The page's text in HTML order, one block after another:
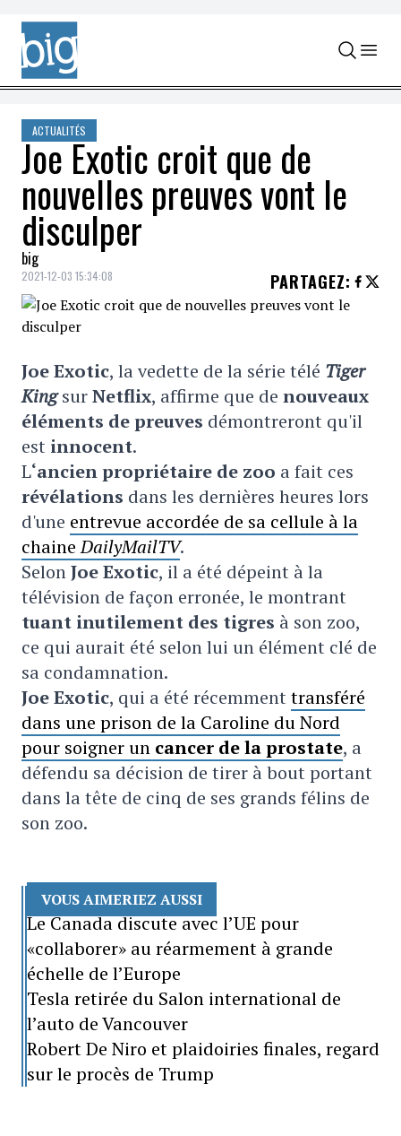
Skip to content
ACTUALITÉS
Joe Exotic croit que de
nouvelles preuves vont le
disculper
big
2021-12-03 15:34:08 PARTAGEZ:
Joe Exotic, la vedette de la série télé Tiger
King surNetflix, affirme que de nouveaux
éléments de preuves démontreront qu'il
est innocent.
L‘ancien propriétaire de zoo a fait ces
révélations dans les dernières heures lors
d'une entrevue accordée de sa cellule à la
chaineDailyMailTV.
SelonJoe Exotic, il a été dépeint à la
télévision de façon erronée, le montrant
tuant inutilement des tigres à son zoo,
ce qui aurait été selon lui un élément clé de
sa condamnation.
Joe Exotic, qui a été récemment transféré
dans une prison de la Caroline du Nord
pour soigner un cancer de la prostate, a
défendu sa décision de tirer à bout portant
dans la tête de cinq de ses grands félins de
son zoo.
VOUS AIMERIEZ AUSSI
Le Canada discute avec l’UE pour
«collaborer» au réarmement à grande
échelle de l’Europe
Tesla retirée du Salon international de
l’auto de Vancouver
Robert De Niro et plaidoiries finales, regard
sur le procès de Trump